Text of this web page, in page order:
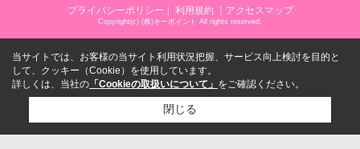
プライバシーポリシー ｜ 利用規約 ｜アクセスマップ
Copyright(c) (株)キーポイント All rights reserved.
当サイトでは、お客様の当サイト利用状況把握、サービス向上検討を目的と
して、クッキー（Cookie）を使用しています。
詳しくは、当社の 「Cookieの取扱いについて」 をご確認ください。
閉じる